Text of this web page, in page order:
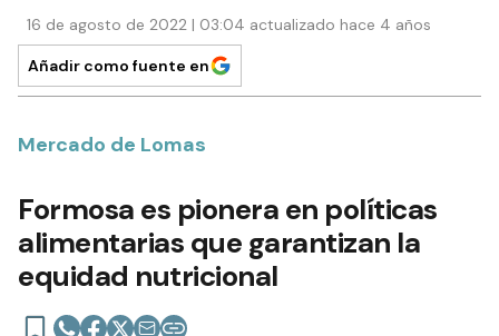
16 de agosto de 2022 | 03:04 actualizado hace 4 años
Añadir como fuente en
Mercado de Lomas
Formosa es pionera en políticas
alimentarias que garantizan la
equidad nutricional